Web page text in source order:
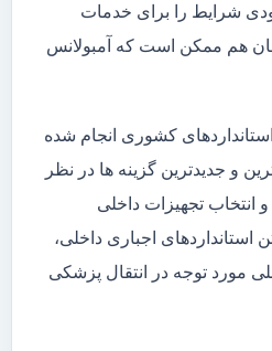
شرایط را برای خدمات
هم ممکن است که آمبولانس
کشوری انجام شده
و جدیدترین گزینه ها در نظر
انتخاب تجهیزات داخلی
استانداردهای اجباری داخلی،
مورد توجه در انتقال پزشکی